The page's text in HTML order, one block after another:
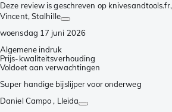
Deze review is geschreven op knivesandtools.fr,
Vincent, Stalhille
woensdag 17 juni 2026
Algemene indruk
Prijs-kwaliteitsverhouding
Voldoet aan verwachtingen
Super handige bijslijper voor onderweg
Daniel Campo , Lleida